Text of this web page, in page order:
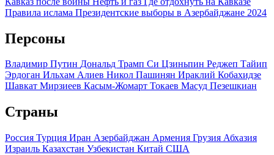
Правила ислама Президентские выборы в Азербайджане 2024
Персоны
Владимир Путин Дональд Трамп Си Цзиньпин Реджеп Тайип
Эрдоган Ильхам Алиев Никол Пашинян Ираклий Кобахидзе
Шавкат Мирзиеев Касым-Жомарт Токаев Масуд Пезешкиан
Страны
Россия Турция Иран Азербайджан Армения Грузия Абхазия
Израиль Казахстан Узбекистан Китай США